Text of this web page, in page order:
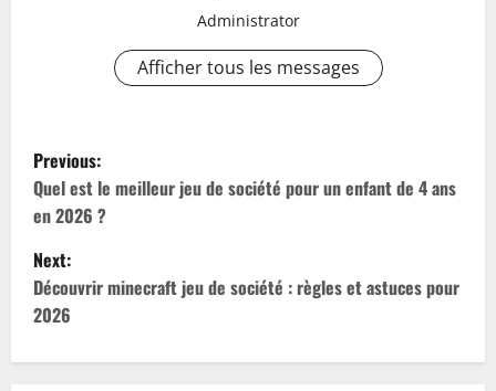
Administrator
Afficher tous les messages
P
o
s
t
n
Previous:
Quel est le meilleur jeu de société pour un enfant de 4 ans
en 2026 ?
Next:
Découvrir minecraft jeu de société : règles et astuces pour
2026